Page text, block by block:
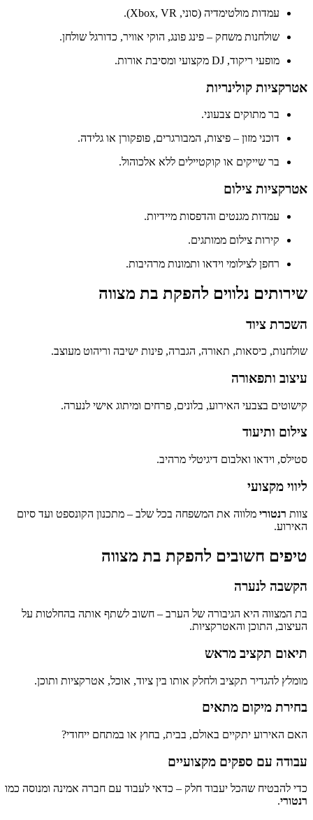
עמדות מולטימדיה (סוני, Xbox, VR).
שולחנות משחק – פינג פונג, הוקי אוויר, כדורגל שולחן.
מופעי ריקוד, DJ מקצועי ומסיבת אורות.
אטרקציות קולינריות
בר מתוקים צבעוני.
דוכני מזון – פיצות, המבורגרים, פופקורן או גלידה.
בר שייקים או קוקטיילים ללא אלכוהול.
אטרקציות צילום
עמדות מגנטים והדפסות מיידיות.
קירות צילום ממותגים.
רחפן לצילומי וידאו ותמונות מרהיבות.
שירותים נלווים להפקת בת מצווה
השכרת ציוד
שולחנות, כיסאות, תאורה, הגברה, פינות ישיבה וריהוט מעוצב.
עיצוב ותפאורה
קישוטים בצבעי האירוע, בלונים, פרחים ומיתוג אישי לנערה.
צילום ותיעוד
סטילס, וידאו ואלבום דיגיטלי מרהיב.
ליווי מקצועי
צוותרנטורימלווה את המשפחה בכל שלב – מתכנון הקונספט ועד סיום
האירוע.
טיפים חשובים להפקת בת מצווה
הקשבה לנערה
בת המצווה היא הגיבורה של הערב – חשוב לשתף אותה בהחלטות על
העיצוב, התוכן והאטרקציות.
תיאום תקציב מראש
מומלץ להגדיר תקציב ולחלק אותו בין ציוד, אוכל, אטרקציות ותוכן.
בחירת מיקום מתאים
האם האירוע יתקיים באולם, בבית, בחוץ או במתחם ייחודי?
עבודה עם ספקים מקצועיים
כדי להבטיח שהכל יעבוד חלק – כדאי לעבוד עם חברה אמינה ומנוסה כמו
רנטורי.